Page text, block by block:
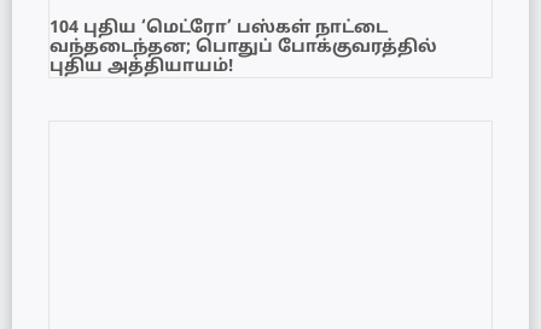
104 புதிய ‘மெட்ரோ’ பஸ்கள் நாட்டை
வந்தடைந்தன; பொதுப் போக்குவரத்தில்
புதிய அத்தியாயம்!